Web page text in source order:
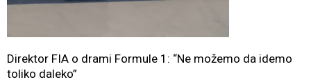
Direktor FIA o drami Formule 1: “Ne možemo da idemo
toliko daleko”